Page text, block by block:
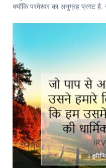
क्योंकि परमेश्‍वर का अनुग्रह प्रगट है,